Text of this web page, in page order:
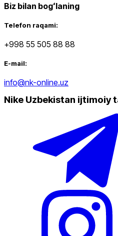
Biz bilan bogʻlaning
Telefon raqami:
+998 55 505 88 88
E-mail:
info@nk-online.uz
Nike Uzbekistan ijtimoiy